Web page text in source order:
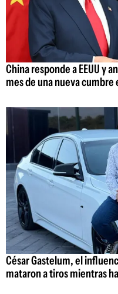
China responde a EEUU y
mes de una nueva cumbre
César Gastelum, el
mataron a tiros mientras